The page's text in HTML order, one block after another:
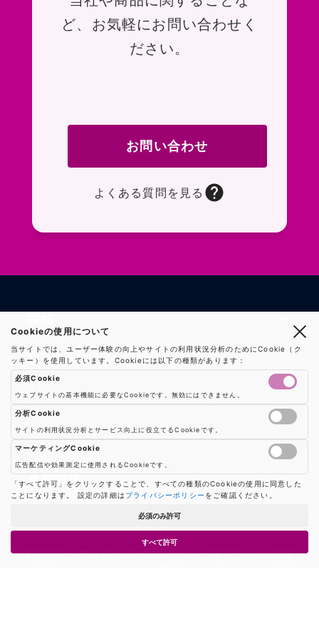
ど、お気軽にお問い合わせく
ださい。
お問い合わせ
よくある質問を見る
製品一覧
RFIDリーダー
RFIDチップ・モジュール
RFIDアンテナ
RFIDプリンター
RFIDタグ
ソリューション
RFIDソリューション
RFIDとセンサー
マシンビジョン
防爆製品
RFIDシールド
技術・サポート
技術記事一覧
活用事例
よくある質問
会社・サービス
会社概要
お知らせ
プレスリリース
お問い合わせ
事業内容
利用規約 | プライバシーポリシー | ショップ案内 | クッキー設定
Cookieの使用について
当サイトでは、ユーザー体験の向上やサイトの利用状況分析のためにCookie（ク
ッキー）を使用しています。Cookieには以下の種類があります：
必須Cookie
ウェブサイトの基本機能に必要なCookieです。無効にはできません。
分析Cookie
サイトの利用状況分析とサービス向上に役立てるCookieです。
Google AnalyticsやGoogle Tag Managerなどの分析ツールのCookieを制御しま
マーケティングCookie
広告配信や効果測定に使用されるCookieです。
広告配信や効果測定のためのCookieを制御します
「すべて許可」をクリックすることで、すべての種類のCookieの使用に同意した
ことになります。 設定の詳細は プライバシーポリシー をご確認ください。
必須のみ許可
すべて許可